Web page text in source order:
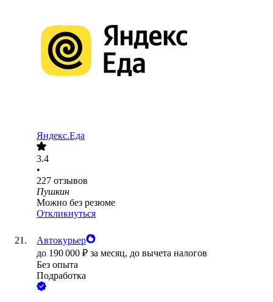
Яндекс.Еда
3.4
•
227 отзывов
Пушкин
Можно без резюме
Откликнуться
Автокурьер
до 190 000 ₽ за месяц, до вычета налогов
Без опыта
Подработка